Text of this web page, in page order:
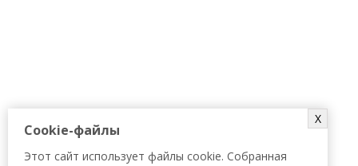
Cookie-файлы
X
Этот сайт использует файлы cookie. Собранная